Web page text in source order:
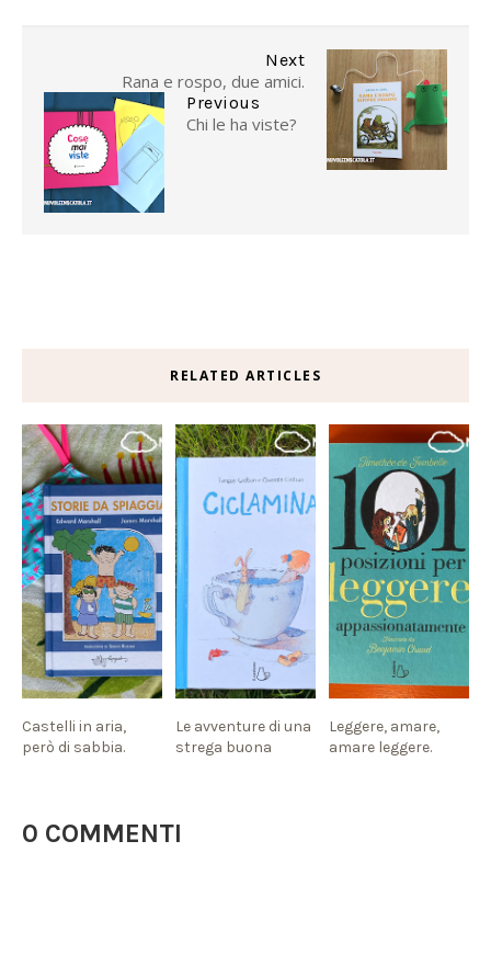
Next
Rana e rospo, due amici.
Previous
Chi le ha viste?
RELATED ARTICLES
Castelli in aria,
però di sabbia.
Le avventure di una
strega buona
Leggere, amare,
amare leggere.
0 COMMENTI